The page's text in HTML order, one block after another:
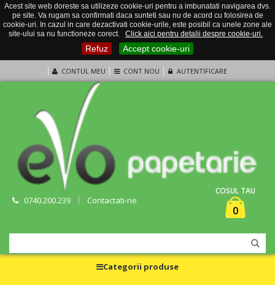
Acest site web doreste sa utilizeze cookie-uri pentru a imbunatati navigarea dvs.
pe site. Va rugam sa confirmati daca sunteti sau nu de acord cu folosirea de
cookie-uri. In cazul in care dezactivati cookie-urile, este posibil ca unele zone ale
site-ului sa nu functioneze corect.
Click aici pentru detalii despre cookie-uri.
Refuz Accept cookie-uri
CONTUL MEU CONT NOU AUTENTIFICARE
0740.200.239 Contactati-ne
COSUL TAU
0
Categorii produse